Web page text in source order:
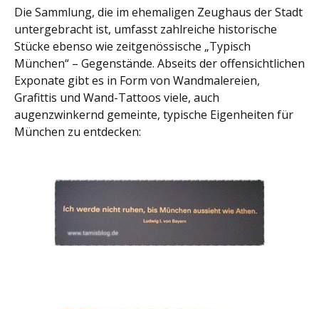
Die Sammlung, die im ehemaligen Zeughaus der Stadt
untergebracht ist, umfasst zahlreiche historische
Stücke ebenso wie zeitgenössische „Typisch
München“ – Gegenstände. Abseits der offensichtlichen
Exponate gibt es in Form von Wandmalereien,
Grafittis und Wand-Tattoos viele, auch
augenzwinkernd gemeinte, typische Eigenheiten für
München zu entdecken: